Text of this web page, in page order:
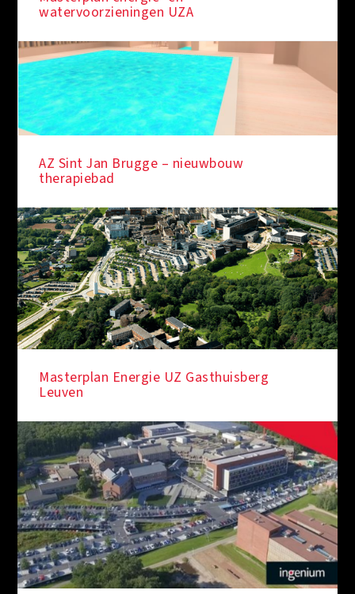
watervoorzieningen UZA
AZ Sint Jan Brugge – nieuwbouw
therapiebad
Masterplan Energie UZ Gasthuisberg
Leuven